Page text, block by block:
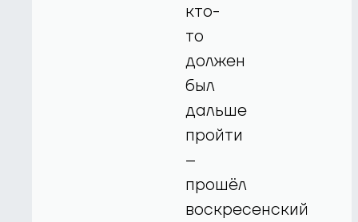
кто-
то
должен
был
дальше
пройти
–
прошёл
воскресенский